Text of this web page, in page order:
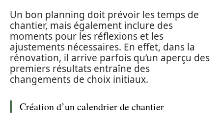
Un bon planning doit prévoir les temps de
chantier, mais également inclure des
moments pour les réflexions et les
ajustements nécessaires. En effet, dans la
rénovation, il arrive parfois qu’un aperçu des
premiers résultats entraîne des
changements de choix initiaux.
Création d’un calendrier de chantier